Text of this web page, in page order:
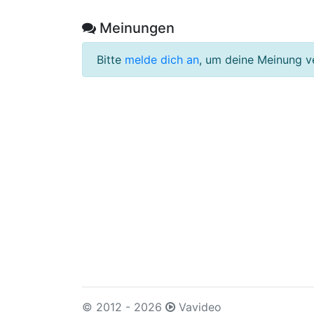
Meinungen
Bitte melde dich an, um deine Meinung
© 2012 - 2026 Vavideo